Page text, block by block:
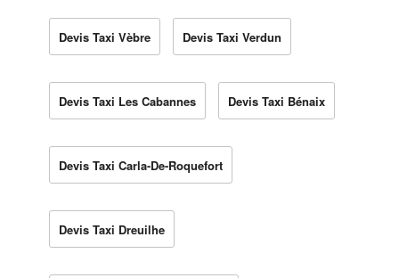
Devis Taxi Vèbre Devis Taxi Verdun
Devis Taxi Les Cabannes Devis Taxi Bénaix
Devis Taxi Carla-De-Roquefort
Devis Taxi Dreuilhe